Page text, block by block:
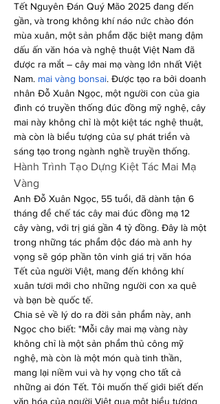
Tết Nguyên Đán Quý Mão 2025 đang đến
gần, và trong không khí náo nức chào đón
mùa xuân, một sản phẩm đặc biệt mang đậm
dấu ấn văn hóa và nghệ thuật Việt Nam đã
được ra mắt – cây mai mạ vàng lớn nhất Việt
Nam. mai vàng bonsai. Được tạo ra bởi doanh
nhân Đỗ Xuân Ngọc, một người con của gia
đình có truyền thống đúc đồng mỹ nghệ, cây
mai này không chỉ là một kiệt tác nghệ thuật,
mà còn là biểu tượng của sự phát triển và
sáng tạo trong ngành nghề truyền thống.
Hành Trình Tạo Dựng Kiệt Tác Mai Mạ
Vàng
Anh Đỗ Xuân Ngọc, 55 tuổi, đã dành tận 6
tháng để chế tác cây mai đúc đồng mạ 12
cây vàng, với trị giá gần 4 tỷ đồng. Đây là một
trong những tác phẩm độc đáo mà anh hy
vọng sẽ góp phần tôn vinh giá trị văn hóa
Tết của người Việt, mang đến không khí
xuân tươi mới cho những người con xa quê
và bạn bè quốc tế.
Chia sẻ về lý do ra đời sản phẩm này, anh
Ngọc cho biết: "Mỗi cây mai mạ vàng này
không chỉ là một sản phẩm thủ công mỹ
nghệ, mà còn là một món quà tinh thần,
mang lại niềm vui và hy vọng cho tất cả
những ai đón Tết. Tôi muốn thế giới biết đến
văn hóa của người Việt qua một biểu tượng